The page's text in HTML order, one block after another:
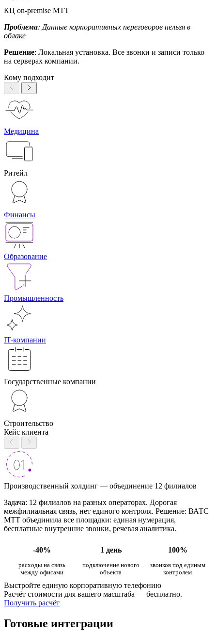
КЦ on-premise МТТ
Проблема: Данные корпоративных переговоров нельзя в
облаке
Решение: Локальная установка. Все звонки и записи только
на серверах компании.
Кому подходит
Медицина
Ритейл
Финансы
Образование
Промышленность
IT-компании
Государственные компании
Строительство
Кейс клиента
Производственный холдинг — объединение 12 филиалов
Задача: 12 филиалов на разных операторах. Дорогая
межфилиальная связь, нет единого контроля. Решение: ВАТС
МТТ объединила все площадки: единая нумерация,
бесплатные внутренние звонки, речевая аналитика.
-40% 1 день 100%
расходы на связь
между офисами
подключение нового
объекта
звонков под единым
контролем
Выстройте единую корпоративную телефонию
Расчёт стоимости для вашего масштаба — бесплатно.
Получить расчёт
Готовые интеграции